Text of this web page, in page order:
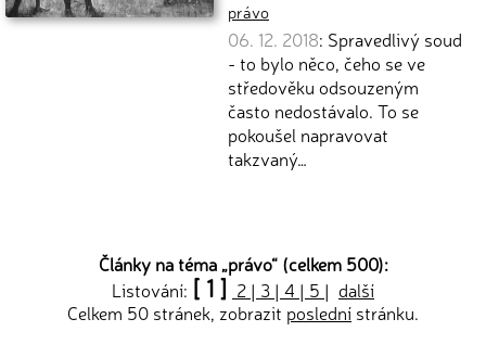
právo
06. 12. 2018: Spravedlivý soud
- to bylo něco, čeho se ve
středověku odsouzeným
často nedostávalo. To se
pokoušel napravovat
takzvaný…
Články na téma „právo“ (celkem 500):
Listování: [ 1 ] 2 | 3 | 4 | 5 | další
Celkem 50 stránek, zobrazit poslední stránku.